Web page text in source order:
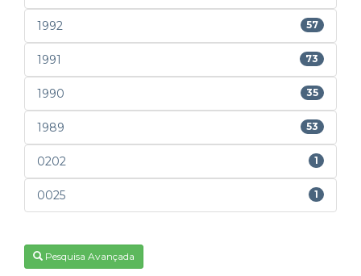
1992 57
1991 73
1990 35
1989 53
0202 1
0025 1
Pesquisa Avançada